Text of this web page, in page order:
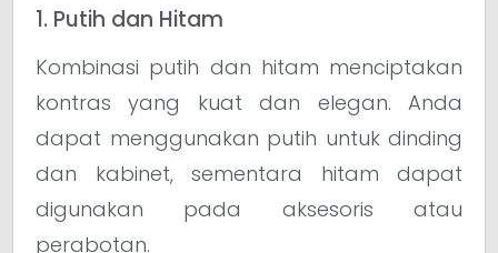
1. Putih dan Hitam
Kombinasi putih dan hitam menciptakan
kontras yang kuat dan elegan. Anda
dapat menggunakan putih untuk dinding
dan kabinet, sementara hitam dapat
digunakan pada aksesoris atau
perabotan.